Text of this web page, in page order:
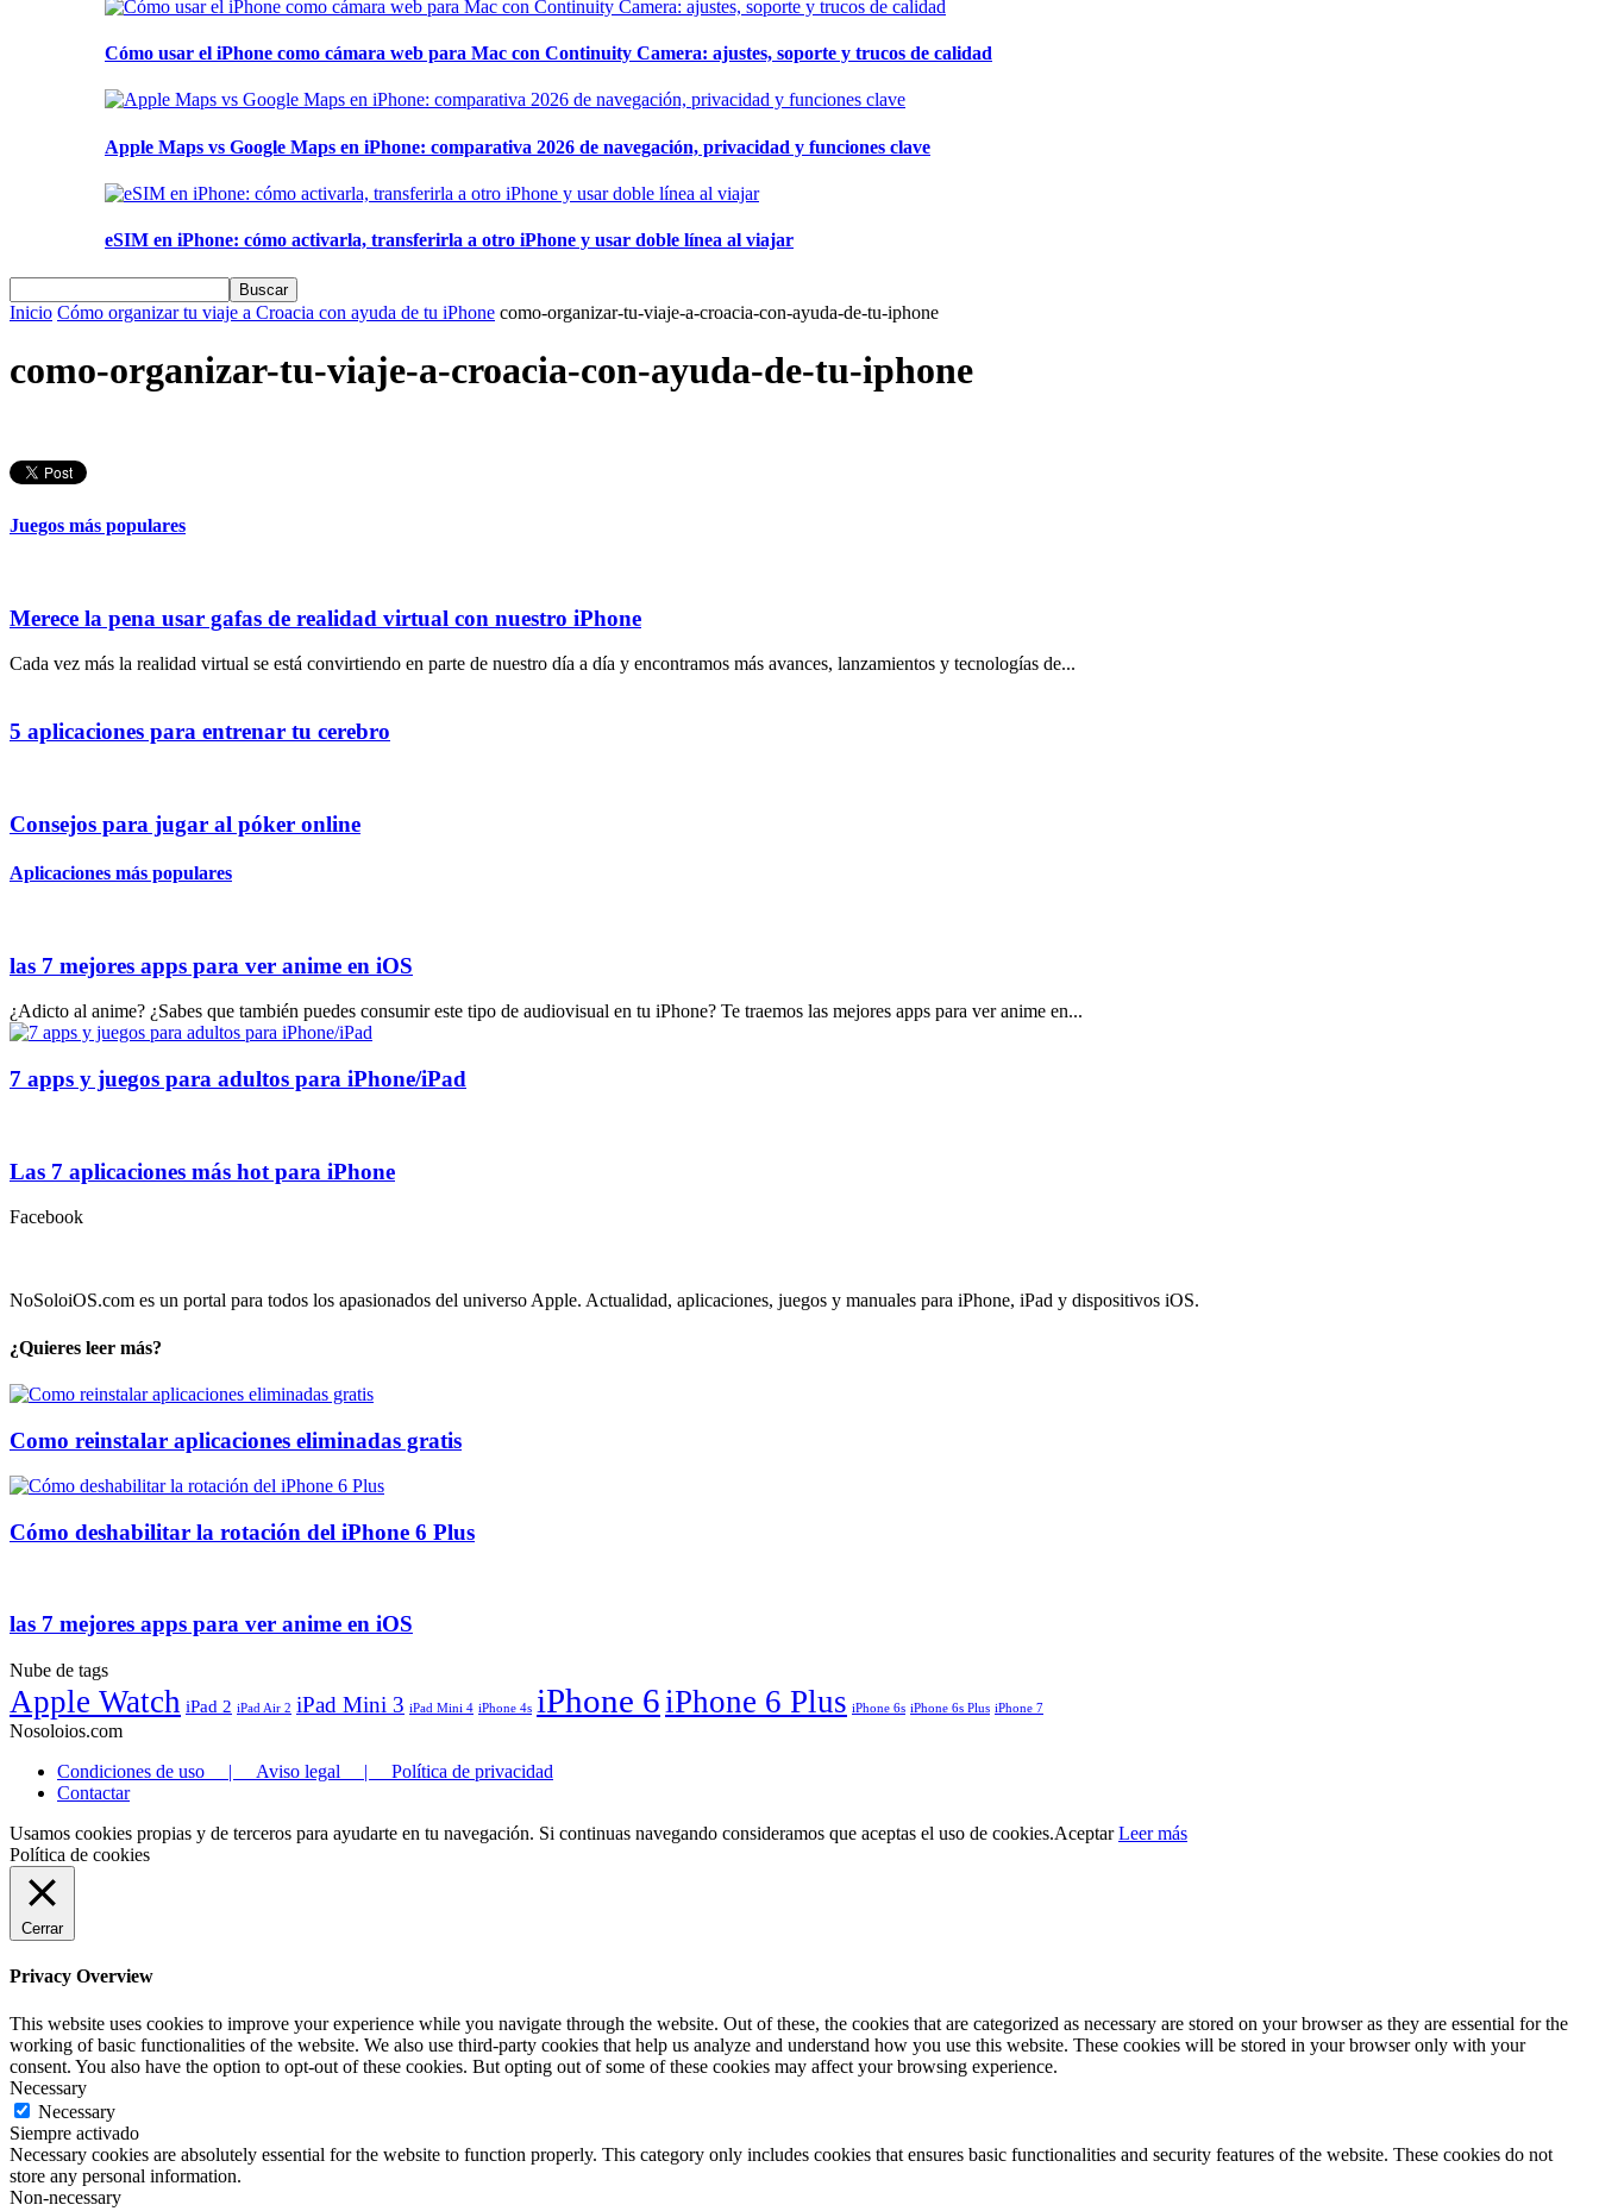
Cómo usar el iPhone como cámara web para Mac con Continuity Camera: ajustes, soporte y trucos de calidad
Apple Maps vs Google Maps en iPhone: comparativa 2026 de navegación, privacidad y funciones clave
eSIM en iPhone: cómo activarla, transferirla a otro iPhone y usar doble línea al viajar
Inicio Cómo organizar tu viaje a Croacia con ayuda de tu iPhone como-organizar-tu-viaje-a-croacia-con-ayuda-de-tu-iphone
como-organizar-tu-viaje-a-croacia-con-ayuda-de-tu-iphone
Juegos más populares
Merece la pena usar gafas de realidad virtual con nuestro iPhone
Cada vez más la realidad virtual se está convirtiendo en parte de nuestro día a día y encontramos más avances, lanzamientos y tecnologías de...
5 aplicaciones para entrenar tu cerebro
Consejos para jugar al póker online
Aplicaciones más populares
las 7 mejores apps para ver anime en iOS
¿Adicto al anime? ¿Sabes que también puedes consumir este tipo de audiovisual en tu iPhone? Te traemos las mejores apps para ver anime en...
7 apps y juegos para adultos para iPhone/iPad
Las 7 aplicaciones más hot para iPhone
Facebook
NoSoloiOS.com es un portal para todos los apasionados del universo Apple. Actualidad, aplicaciones, juegos y manuales para iPhone, iPad y dispositivos iOS.
¿Quieres leer más?
Como reinstalar aplicaciones eliminadas gratis
Cómo deshabilitar la rotación del iPhone 6 Plus
las 7 mejores apps para ver anime en iOS
Nube de tags
Apple Watch iPad 2 iPad Air 2 iPad Mini 3 iPad Mini 4 iPhone 4s iPhone 6iPhone 6 Plus iPhone 6s iPhone 6s Plus iPhone 7
Nosoloios.com
Condiciones de uso | Aviso legal | Política de privacidad
Contactar
Usamos cookies propias y de terceros para ayudarte en tu navegación. Si continuas navegando consideramos que aceptas el uso de cookies.Aceptar Leer más
Política de cookies
Cerrar
Privacy Overview
This website uses cookies to improve your experience while you navigate through the website. Out of these, the cookies that are categorized as necessary are stored on your browser as they are essential for the
working of basic functionalities of the website. We also use third-party cookies that help us analyze and understand how you use this website. These cookies will be stored in your browser only with your
consent. You also have the option to opt-out of these cookies. But opting out of some of these cookies may affect your browsing experience.
Necessary
Necessary
Siempre activado
Necessary cookies are absolutely essential for the website to function properly. This category only includes cookies that ensures basic functionalities and security features of the website. These cookies do not
store any personal information.
Non-necessary